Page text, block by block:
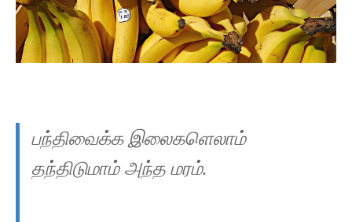
பந்திவைக்க இலைகளெலாம்
தந்திடுமாம் அந்த மரம்.